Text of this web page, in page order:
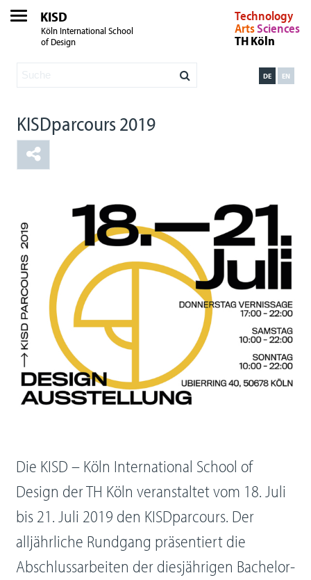
KISD
Köln International School
of Design
Technology
ArtsSciences
TH Köln
EN
DE
KISDparcours 2019
Die KISD – Köln International School of
Design der TH Köln veranstaltet vom 18. Juli
bis 21. Juli 2019 den KISDparcours. Der
alljährliche Rundgang präsentiert die
Abschlussarbeiten der diesjährigen Bachelor-